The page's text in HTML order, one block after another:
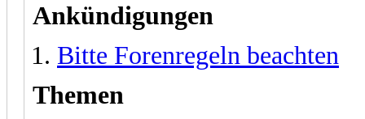
Ankündigungen
Bitte Forenregeln beachten
Themen